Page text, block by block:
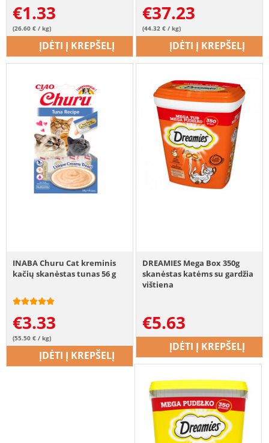
€1.33
(26.60 € / kg)
ĮDĖTI Į KREPŠELĮ
€37.23
(44.32 € / kg)
ĮDĖTI Į KREPŠELĮ
INABA Churu Cat kreminis
kačių skanėstas tunas 56 g
€3.33
(55.50 € / kg)
ĮDĖTI Į KREPŠELĮ
DREAMIES Mega Box 350g
skanėstas katėms su gardžia
vištiena
€5.63
ĮDĖTI Į KREPŠELĮ